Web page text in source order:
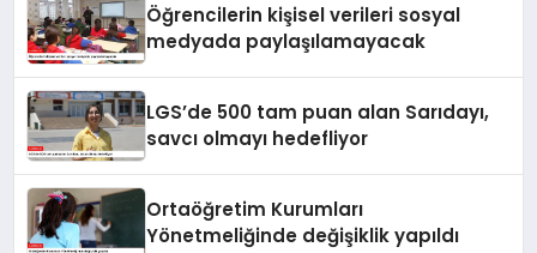
Öğrencilerin kişisel verileri sosyal
medyada paylaşılamayacak
LGS’de 500 tam puan alan Sarıdayı,
savcı olmayı hedefliyor
Ortaöğretim Kurumları
Yönetmeliğinde değişiklik yapıldı